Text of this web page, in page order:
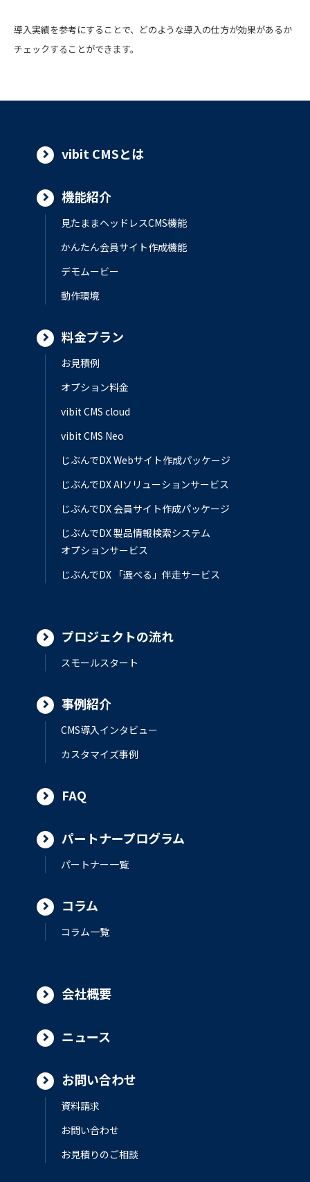
導入実績を参考にすることで、どのような導入の仕方が効果があるか
チェックすることができます。
vibit CMSとは
機能紹介
見たままヘッドレスCMS機能
かんたん会員サイト作成機能
デモムービー
動作環境
料金プラン
お見積例
オプション料金
vibit CMS cloud
vibit CMS Neo
じぶんでDX Webサイト作成パッケージ
じぶんでDX AIソリューションサービス
じぶんでDX 会員サイト作成パッケージ
じぶんでDX 製品情報検索システム
オプションサービス
じぶんでDX 「選べる」伴走サービス
プロジェクトの流れ
スモールスタート
事例紹介
CMS導入インタビュー
カスタマイズ事例
FAQ
パートナープログラム
パートナー一覧
コラム
コラム一覧
会社概要
ニュース
お問い合わせ
資料請求
お問い合わせ
お見積りのご相談